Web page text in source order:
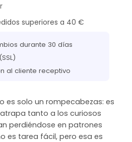
superiores a 40 €
durante 30 días
al cliente receptivo
es solo un rompecabezas: es
tanto a los curiosos
perdiéndose en patrones
es tarea fácil, pero esa es